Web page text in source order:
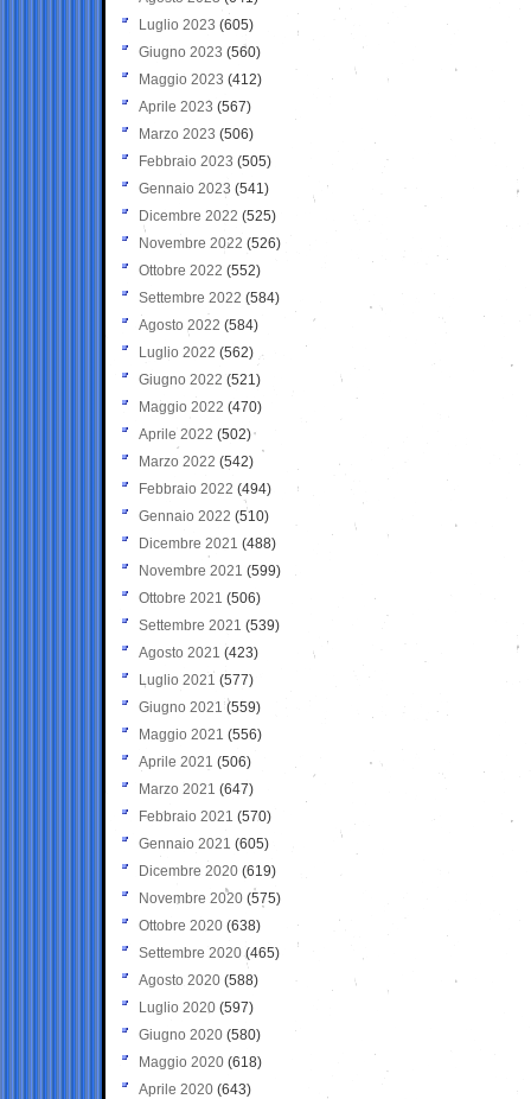
Luglio 2023 (605)
Giugno 2023 (560)
Maggio 2023 (412)
Aprile 2023 (567)
Marzo 2023 (506)
Febbraio 2023 (505)
Gennaio 2023 (541)
Dicembre 2022 (525)
Novembre 2022 (526)
Ottobre 2022 (552)
Settembre 2022 (584)
Agosto 2022 (584)
Luglio 2022 (562)
Giugno 2022 (521)
Maggio 2022 (470)
Aprile 2022 (502)
Marzo 2022 (542)
Febbraio 2022 (494)
Gennaio 2022 (510)
Dicembre 2021 (488)
Novembre 2021 (599)
Ottobre 2021 (506)
Settembre 2021 (539)
Agosto 2021 (423)
Luglio 2021 (577)
Giugno 2021(559)
Maggio 2021 (556)
Aprile 2021 (506)
Marzo 2021 (647)
Febbraio 2021 (570)
Gennaio 2021 (605)
Dicembre 2020 (619)
Novembre 2020 (575)
Ottobre 2020 (638)
Settembre 2020(465)
Agosto 2020 (588)
Luglio 2020 (597)
Giugno 2020 (580)
Maggio 2020 (618)
Aprile 2020 (643)